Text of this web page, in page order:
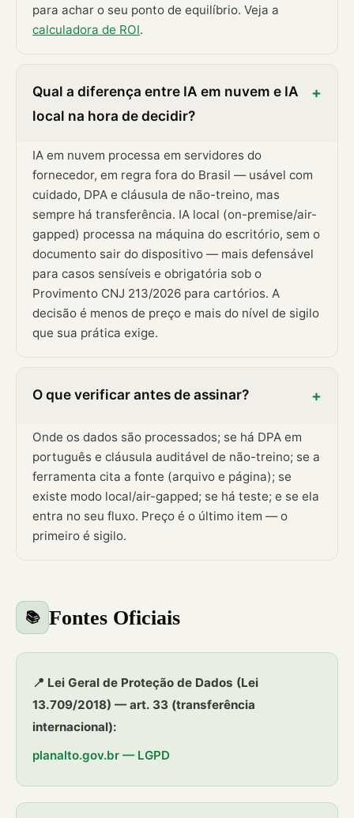
para achar o seu ponto de equilíbrio. Veja a
calculadora de ROI.
Qual a diferença entre IA em nuvem e IA
local na hora de decidir?
+
IA em nuvem processa em servidores do
fornecedor, em regra fora do Brasil — usável com
cuidado, DPA e cláusula de não-treino, mas
sempre há transferência. IA local (on-premise/air-
gapped) processa na máquina do escritório, sem o
documento sair do dispositivo — mais defensável
para casos sensíveis e obrigatória sob o
Provimento CNJ 213/2026 para cartórios. A
decisão é menos de preço e mais do nível de sigilo
que sua prática exige.
O que verificar antes de assinar? +
Onde os dados são processados; se há DPA em
português e cláusula auditável de não-treino; se a
ferramenta cita a fonte (arquivo e página); se
existe modo local/air-gapped; se há teste; e se ela
entra no seu fluxo. Preço é o último item — o
primeiro é sigilo.
📚 Fontes Oficiais
📍 Lei Geral de Proteção de Dados (Lei
13.709/2018) — art. 33 (transferência
internacional):
planalto.gov.br — LGPD